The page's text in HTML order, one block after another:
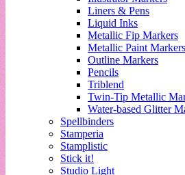
Liners & Pens
Liquid Inks
Metallic Fip Markers
Metallic Paint Markers
Outline Markers
Pencils
Triblend
Twin-Tip Metallic
Water-based Glitter
Spellbinders
Stamperia
Stamplistic
Stick it!
Studio Light